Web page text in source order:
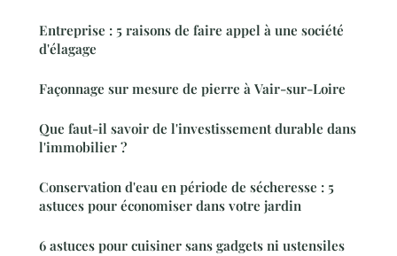
Entreprise : 5 raisons de faire appel à une société
d'élagage
Façonnage sur mesure de pierre à Vair-sur-Loire
Que faut-il savoir de l'investissement durable dans
l'immobilier ?
Conservation d'eau en période de sécheresse : 5
astuces pour économiser dans votre jardin
6 astuces pour cuisiner sans gadgets ni ustensiles